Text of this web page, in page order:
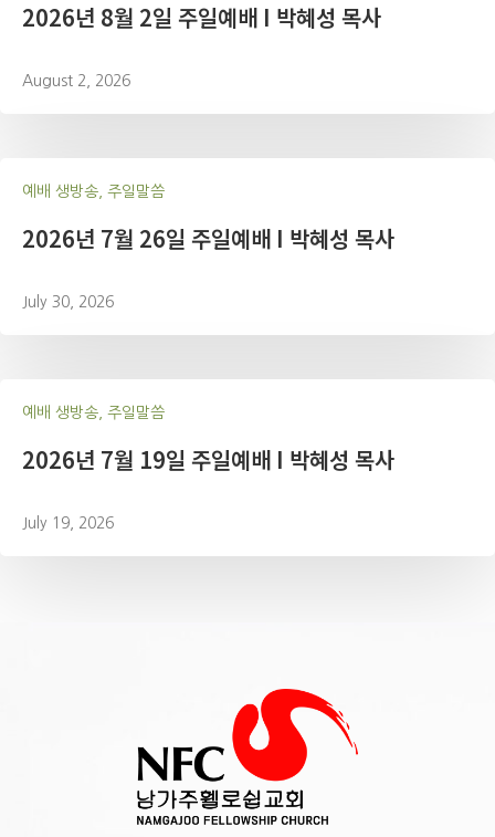
2026년 8월 2일 주일예배 I 박혜성 목사
August 2, 2026
예배 생방송, 주일말씀
2026년 7월 26일 주일예배 I 박혜성 목사
July 30, 2026
예배 생방송, 주일말씀
2026년 7월 19일 주일예배 I 박혜성 목사
July 19, 2026